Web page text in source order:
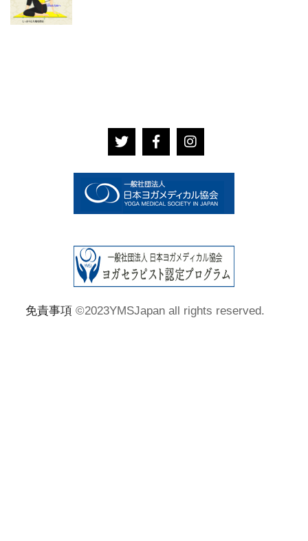
免責事項 ©2023YMSJapan all rights reserved.